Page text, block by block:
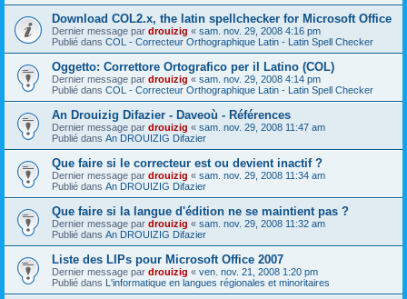
Download COL2.x, the latin spellchecker for Microsoft Office
Dernier message par drouizig « sam. nov. 29, 2008 4:16 pm
Publié dans COL - Correcteur Orthographique Latin - Latin Spell Checker
Oggetto: Correttore Ortografico per il Latino (COL)
Dernier message par drouizig « sam. nov. 29, 2008 4:14 pm
Publié dans COL - Correcteur Orthographique Latin - Latin Spell Checker
An Drouizig Difazier - Daveoù - Références
Dernier message par drouizig « sam. nov. 29, 2008 11:47 am
Publié dans An DROUIZIG Difazier
Que faire si le correcteur est ou devient inactif ?
Dernier message par drouizig « sam. nov. 29, 2008 11:34 am
Publié dans An DROUIZIG Difazier
Que faire si la langue d'édition ne se maintient pas ?
Dernier message par drouizig « sam. nov. 29, 2008 11:32 am
Publié dans An DROUIZIG Difazier
Liste des LIPs pour Microsoft Office 2007
Dernier message par drouizig « ven. nov. 21, 2008 1:20 pm
Publié dans L'informatique en langues régionales et minoritaires